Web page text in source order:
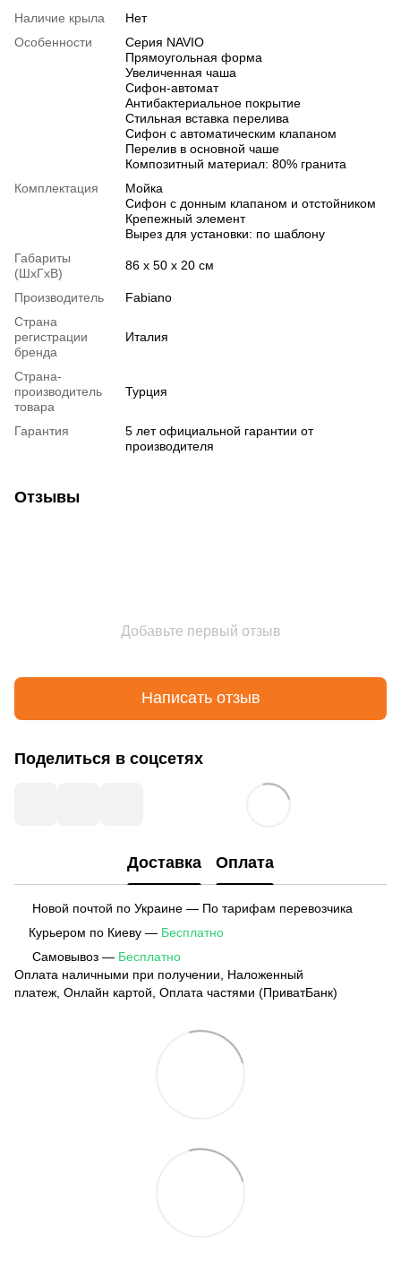
Наличие крыла
Нет
Особенности
Серия NAVIO
Прямоугольная форма
Увеличенная чаша
Сифон-автомат
Антибактериальное покрытие
Стильная вставка перелива
Сифон с автоматическим клапаном
Перелив в основной чаше
Композитный материал: 80% гранита
Комплектация
Мойка
Сифон с донным клапаном и отстойником
Крепежный элемент
Вырез для установки: по шаблону
Габариты
(ШхГхВ)
86 х 50 х 20 см
Производитель
Fabiano
Страна
регистрации
бренда
Италия
Страна-
производитель
товара
Турция
Гарантия
5 лет официальной гарантии от
производителя
Отзывы
Добавьте первый отзыв
Написать отзыв
Поделиться в соцсетях
Доставка Оплата
Новой почтой по Украине — По тарифам перевозчика
Курьером по Киеву — Бесплатно
Самовывоз — Бесплатно
Оплата наличными при получении, Наложенный
платеж, Онлайн картой, Оплата частями (ПриватБанк)